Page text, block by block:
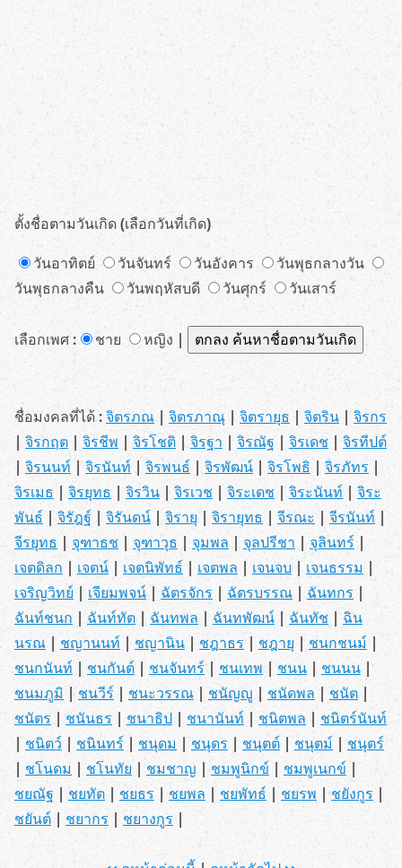
ตั้งชื่อตามวันเกิด (เลือกวันที่เกิด)
วันอาทิตย์
วันจันทร์ วันอังคาร
วันพุธกลางวัน
วันพุธกลางคืน
วันพฤหัสบดี วันศุกร์ วันเสาร์
เลือกเพศ : ชาย หญิง |
ชื่อมงคลที่ได้ :จิตรภณ | จิตรภาณุ | จิตรายุธ | จิตริน | จิรกร
| จิรกฤต | จิรชีพ | จิรโชติ | จิรฐา | จิรณัฐ | จิรเดช | จิรทีปต์
| จิรนนท์ | จิรนันท์ | จิรพนธ์ | จิรพัฒน์ | จิรโพธิ | จิรภัทร |
จิรเมธ | จิรยุทธ | จิรวิน | จิรเวช | จิระเดช | จิระนันท์ | จิระ
พันธ์ | จิรัฎฐ์ | จิรันดน์ | จิรายุ | จิรายุทธ | จีรณะ | จีรนันท์ |
จีรยุทธ | จุฑาธช | จุฑาวุธ | จุมพล| จุลปรีชา | จุลินทร์ |
เจตดิลก | เจตน์ | เจตนิพัทธ์ | เจตพล | เจนจบ | เจนธรรม |
เจริญวิทย์ | เจียมพจน์ | ฉัตรจักร | ฉัตรบรรณ | ฉันทกร |
ฉันท์ชนก | ฉันท์ทัต | ฉันทพล | ฉันทพัฒน์ | ฉันทัช | ฉิน
นรณ | ชญานนท์ | ชญานิน | ชฎาธร | ชฎายุ | ชนกชนม์ |
ชนกนันท์ | ชนกันต์ | ชนจันทร์ | ชนเทพ | ชนน | ชนนน |
ชนมภูมิ | ชนวีร์ | ชนะวรรณ | ชนัญญู | ชนัดพล | ชนัต |
ชนัตร |ชนันธร | ชนาธิป | ชนานันท์ | ชนิตพล | ชนิตร์นันท์
| ชนิตว์ | ชนินทร์ | ชนุดม | ชนุดร | ชนุตต์ | ชนุตม์ | ชนุตร์
| ชโนดม | ชโนทัย | ชมชาญ |ชมพูนิกข์ | ชมพูเนกข์ |
ชยณัฐ | ชยทัต | ชยธร | ชยพล | ชยพัทธ์ | ชยรพ |ชยังกูร |
ชยันต์ | ชยากร | ชยางกูร |